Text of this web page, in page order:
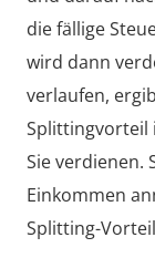
die fällige
wird dann
verlaufen,
Splittingvorteil
Sie verdienen.
Einkommen
Splitting-